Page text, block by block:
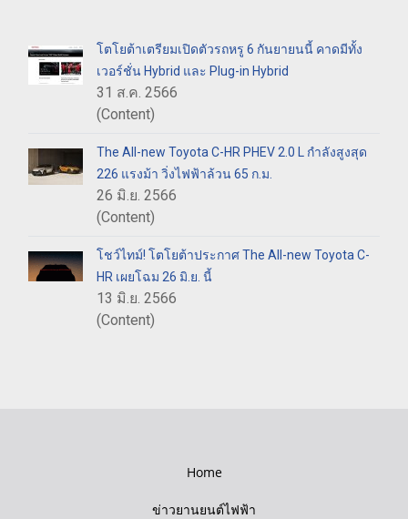
โตโยต้าเตรียมเปิดตัวรถหรู 6 กันยายนนี้ คาดมีทั้ง
เวอร์ชั่น Hybrid และ Plug-in Hybrid
31 ส.ค. 2566
(Content)
The All-new Toyota C-HR PHEV 2.0 L กำลังสูงสุด
226 แรงม้า วิ่งไฟฟ้าล้วน 65 ก.ม.
26 มิ.ย. 2566
(Content)
โชว์ไทม์! โตโยต้าประกาศ The All-new Toyota C-
HR เผยโฉม 26 มิ.ย. นี้
13 มิ.ย. 2566
(Content)
Home
ข่าวยานยนต์ไฟฟ้า